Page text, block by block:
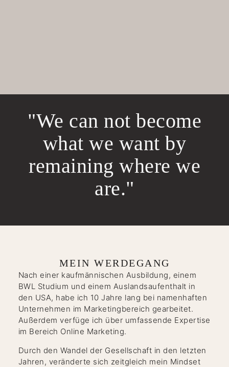
"We can not become
what we want by
remaining where we
are."​
MEIN WERDEGANG
Nach einer kaufmännischen Ausbildung, einem
BWL Studium und einem Auslandsaufenthalt in
den USA, habe ich 10 Jahre lang bei namenhaften
Unternehmen im Marketingbereich gearbeitet.
Außerdem verfüge ich über umfassende Expertise
im Bereich Online Marketing.
Durch den Wandel der Gesellschaft in den letzten
Jahren, veränderte sich zeitgleich mein Mindset